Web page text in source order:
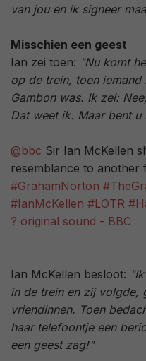
van jou en ik signeer
Misschien een geest
Ian zei toen: "Nu komt
op de trein, toen
Gambon was. Ik zei:
Dat weet ik. Maar bent u
@bbc Sir Ian McKellen
resemblance to another
#GrahamNorton
#IanMcKellen #LOTR
? original sound - BBC
Ian McKellen besloot:
in de trein en zij volgde,
vriendinnen. Toen
haar telefoontje een
een geest zag!"